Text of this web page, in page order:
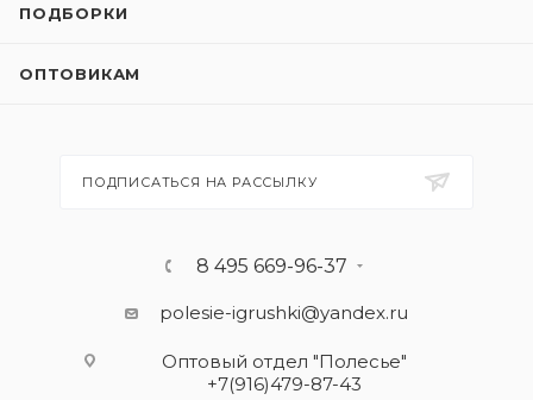
ПОДБОРКИ
ОПТОВИКАМ
ПОДПИСАТЬСЯ НА РАССЫЛКУ
8 495 669-96-37
polesie-igrushki@yandex.ru
Оптовый отдел "Полесье"
+7(916)479-87-43